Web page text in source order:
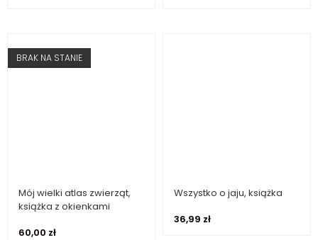
BRAK NA STANIE
Dowiedz się więcej
Mój wielki atlas zwierząt,
książka z okienkami
60,00 zł
Dodaj do koszyka
Wszystko o jaju, książka
36,99 zł